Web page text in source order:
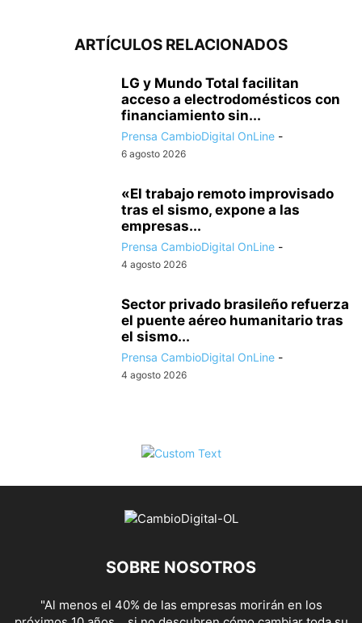
ARTÍCULOS RELACIONADOS
LG y Mundo Total facilitan
acceso a electrodomésticos con
financiamiento sin...
Prensa CambioDigital OnLine -
6 agosto 2026
«El trabajo remoto improvisado
tras el sismo, expone a las
empresas...
Prensa CambioDigital OnLine -
4 agosto 2026
Sector privado brasileño refuerza
el puente aéreo humanitario tras
el sismo...
Prensa CambioDigital OnLine -
4 agosto 2026
SOBRE NOSOTROS
"Al menos el 40% de las empresas morirán en los